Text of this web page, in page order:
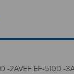
-2AVEF EF-510D -